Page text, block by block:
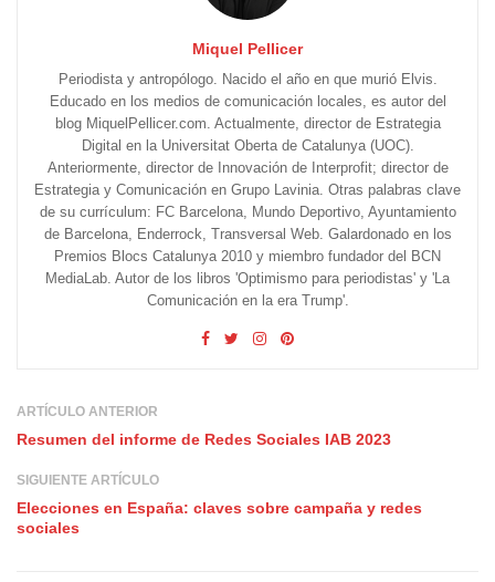
Miquel Pellicer
Periodista y antropólogo. Nacido el año en que murió Elvis.
Educado en los medios de comunicación locales, es autor del
blog MiquelPellicer.com. Actualmente, director de Estrategia
Digital en la Universitat Oberta de Catalunya (UOC).
Anteriormente, director de Innovación de Interprofit; director de
Estrategia y Comunicación en Grupo Lavinia. Otras palabras clave
de su currículum: FC Barcelona, Mundo Deportivo, Ayuntamiento
de Barcelona, Enderrock, Transversal Web. Galardonado en los
Premios Blocs Catalunya 2010 y miembro fundador del BCN
MediaLab. Autor de los libros 'Optimismo para periodistas' y 'La
Comunicación en la era Trump'.
ARTÍCULO ANTERIOR
Resumen del informe de Redes Sociales IAB 2023
SIGUIENTE ARTÍCULO
Elecciones en España: claves sobre campaña y redes
sociales